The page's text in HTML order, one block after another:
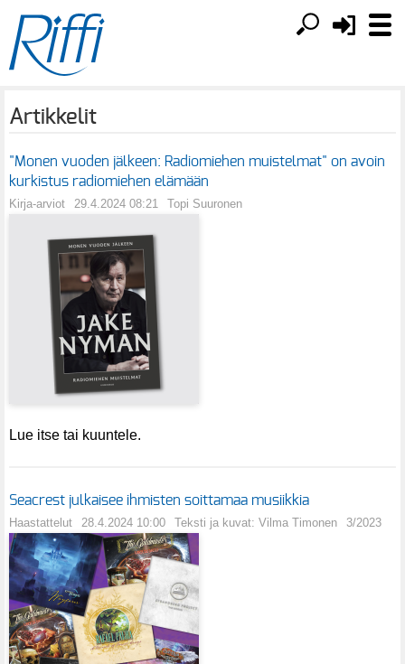
Artikkelit
"Monen vuoden jälkeen: Radiomiehen muistelmat" on avoin
kurkistus radiomiehen elämään
Kirja-arviot 29.4.2024 08:21 Topi Suuronen
Lue itse tai kuuntele.
Seacrest julkaisee ihmisten soittamaa musiikkia
Haastattelut 28.4.2024 10:00 Teksti ja kuvat: Vilma Timonen 3/2023